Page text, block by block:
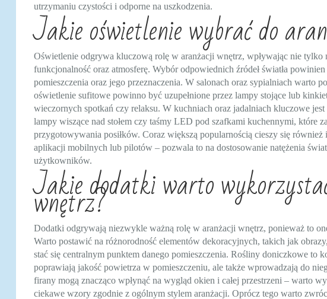
utrzymaniu czystości i odporne na uszkodzenia.
Jakie oświetlenie wybrać do
Oświetlenie odgrywa kluczową rolę w aranżacji wnętrz, wpływając nie tylko
funkcjonalność oraz atmosferę. Wybór odpowiednich źródeł światła
pomieszczenia oraz jego przeznaczenia. W salonach oraz sypialniach warto
oświetlenie sufitowe powinno być uzupełnione przez lampy stojące lub
wieczornych spotkań czy relaksu. W kuchniach oraz jadalniach kluczowe
lampy wiszące nad stołem czy taśmy LED pod szafkami kuchennymi, które
przygotowywania posiłków. Coraz większą popularnością cieszy się również
aplikacji mobilnych lub pilotów – pozwala to na dostosowanie natężenia
użytkowników.
Jakie dodatki warto
wnętrz?
Dodatki odgrywają niezwykle ważną rolę w aranżacji wnętrz, ponieważ to
Warto postawić na różnorodność elementów dekoracyjnych, takich jak
stać się centralnym punktem danego pomieszczenia. Rośliny doniczkowe to
poprawiają jakość powietrza w pomieszczeniu, ale także wprowadzają do
firany mogą znacząco wpłynąć na wygląd okien i całej przestrzeni – warto
ciekawe wzory zgodnie z ogólnym stylem aranżacji. Oprócz tego warto